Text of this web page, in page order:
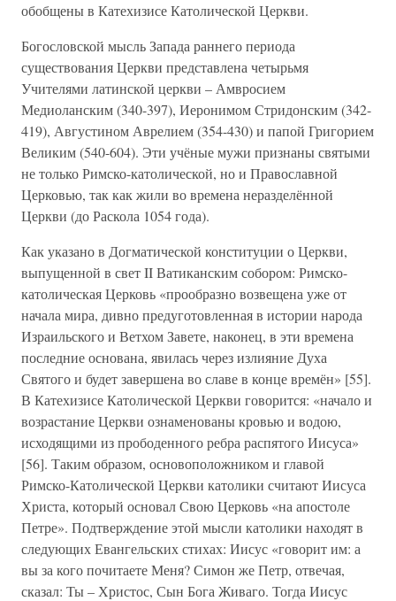
обобщены в Катехизисе Католической Церкви.
Богословской мысль Запада раннего периода
существования Церкви представлена четырьмя
Учителями латинской церкви – Амвросием
Медиоланским (340-397), Иеронимом Стридонским (342-
419), Августином Аврелием (354-430) и папой Григорием
Великим (540-604). Эти учёные мужи признаны святыми
не только Римско-католической, но и Православной
Церковью, так как жили во времена неразделённой
Церкви (до Раскола 1054 года).
Как указано в Догматической конституции о Церкви,
выпущенной в свет II Ватиканским собором: Римско-
католическая Церковь «прообразно возвещена уже от
начала мира, дивно предуготовленная в истории народа
Израильского и Ветхом Завете, наконец, в эти времена
последние основана, явилась через излияние Духа
Святого и будет завершена во славе в конце времён» [55].
В Катехизисе Католической Церкви говорится: «начало и
возрастание Церкви ознаменованы кровью и водою,
исходящими из прободенного ребра распятого Иисуса»
[56]. Таким образом, основоположником и главой
Римско-Католической Церкви католики считают Иисуса
Христа, который основал Свою Церковь «на апостоле
Петре». Подтверждение этой мысли католики находят в
следующих Евангельских стихах: Иисус «говорит им: а
вы за кого почитаете Меня? Симон же Петр, отвечая,
сказал: Ты – Христос, Сын Бога Живаго. Тогда Иисус